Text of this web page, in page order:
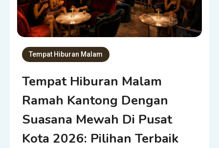
Tempat Hiburan Malam
Tempat Hiburan Malam
Ramah Kantong Dengan
Suasana Mewah Di Pusat
Kota 2026: Pilihan Terbaik